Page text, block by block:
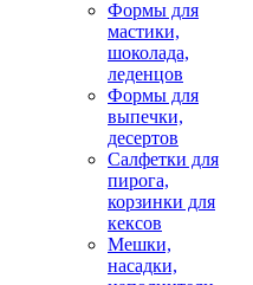
Формы для
мастики,
шоколада,
леденцов
Формы для
выпечки,
десертов
Салфетки для
пирога,
корзинки для
кексов
Мешки,
насадки,